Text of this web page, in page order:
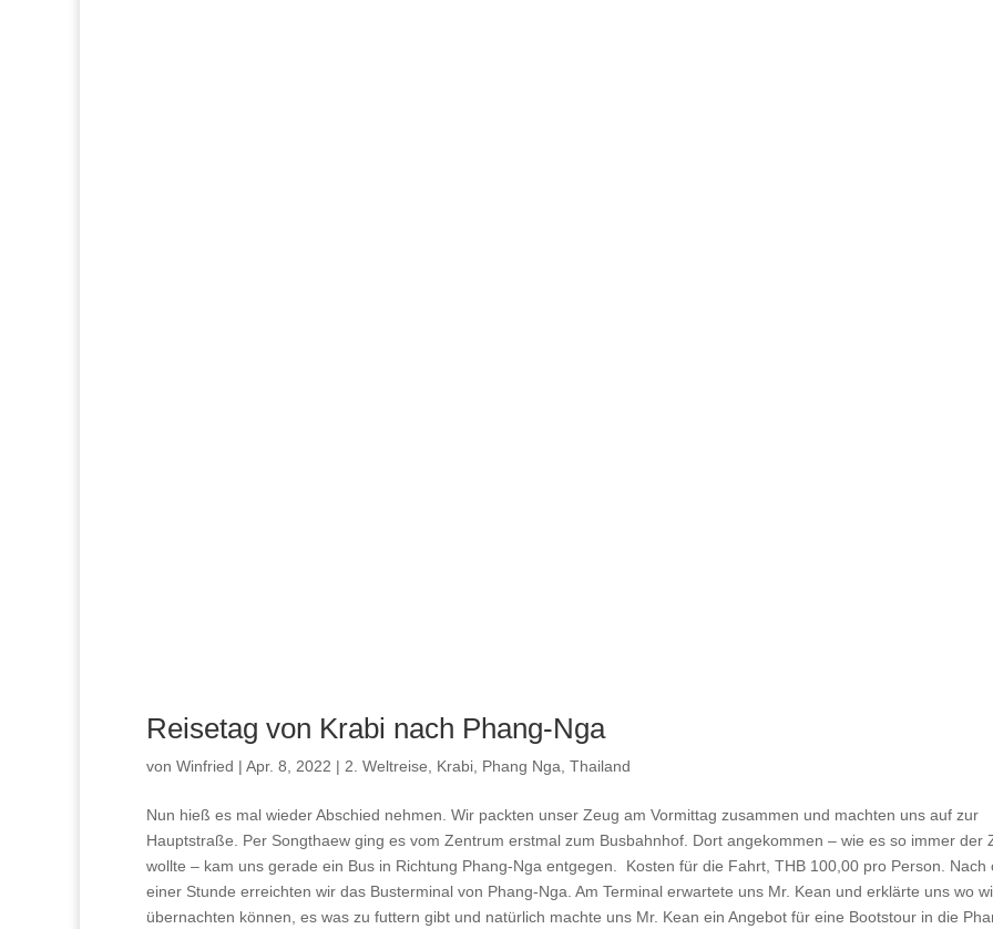
Reisetag von Krabi nach Phang-Nga
von Winfried | Apr. 8, 2022 | 2. Weltreise, Krabi, Phang Nga, Thailand
Nun hieß es mal wieder Abschied nehmen. Wir packten unser Zeug am Vormittag zusammen und machten uns auf zur
Hauptstraße. Per Songthaew ging es vom Zentrum erstmal zum Busbahnhof. Dort angekommen – wie es so immer der
wollte – kam uns gerade ein Bus in Richtung Phang-Nga entgegen. Kosten für die Fahrt, THB 100,00 pro Person. Nach
einer Stunde erreichten wir das Busterminal von Phang-Nga. Am Terminal erwartete uns Mr. Kean und erklärte uns wo
übernachten können, es was zu futtern gibt und natürlich machte uns Mr. Kean ein Angebot für eine Bootstour in die